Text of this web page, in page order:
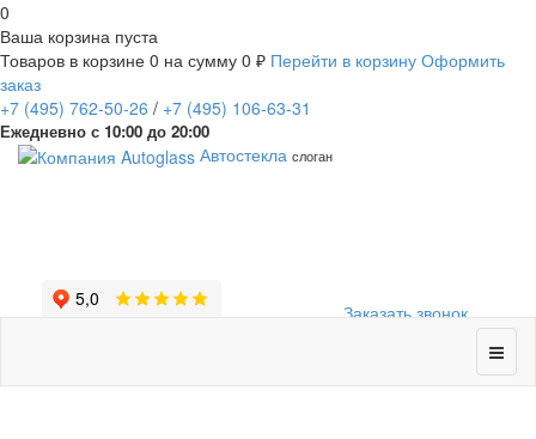
0
Ваша корзина пуста
Товаров в корзине 0 на сумму 0 ₽ Перейти в корзину Оформить
заказ
+7 (495) 762-50-26 / +7 (495) 106-63-31
Ежедневно с 10:00 до 20:00
Заказать звонок
Автостекла слоган